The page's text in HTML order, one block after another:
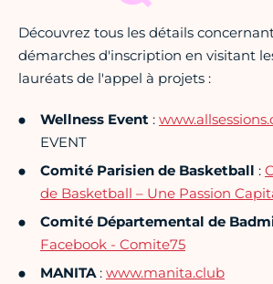
Découvrez tous les détails
démarches d'inscription en visitant
lauréats de l'appel à projets :
Wellness Event :
EVENT
Comité Parisien de Basketball :
de Basketball – Une Passion
Comité Départemental de
Facebook - Comite75
MANITA: www.manita.club